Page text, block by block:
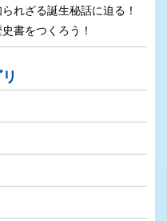
れざる誕生秘話に迫る！
書をつくろう！